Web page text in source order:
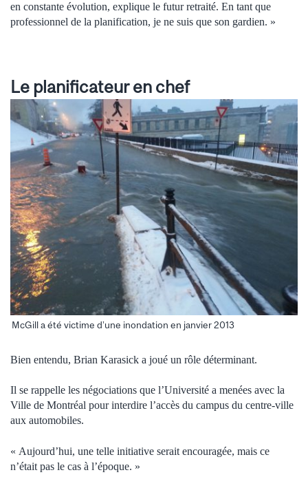
en constante évolution, explique le futur retraité. En tant que
professionnel de la planification, je ne suis que son gardien. »
Le planificateur en chef
McGill a été victime d’une inondation en janvier 2013
Bien entendu, Brian Karasick a joué un rôle déterminant.
Il se rappelle les négociations que l’Université a menées avec la
Ville de Montréal pour interdire l’accès du campus du centre-ville
aux automobiles.
« Aujourd’hui, une telle initiative serait encouragée, mais ce
n’était pas le cas à l’époque. »